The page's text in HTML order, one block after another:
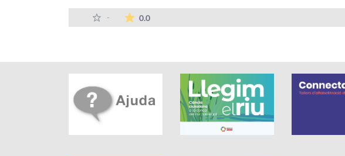
- 0.0La mitjana de les valoracions és de 0 estrelles de 5.